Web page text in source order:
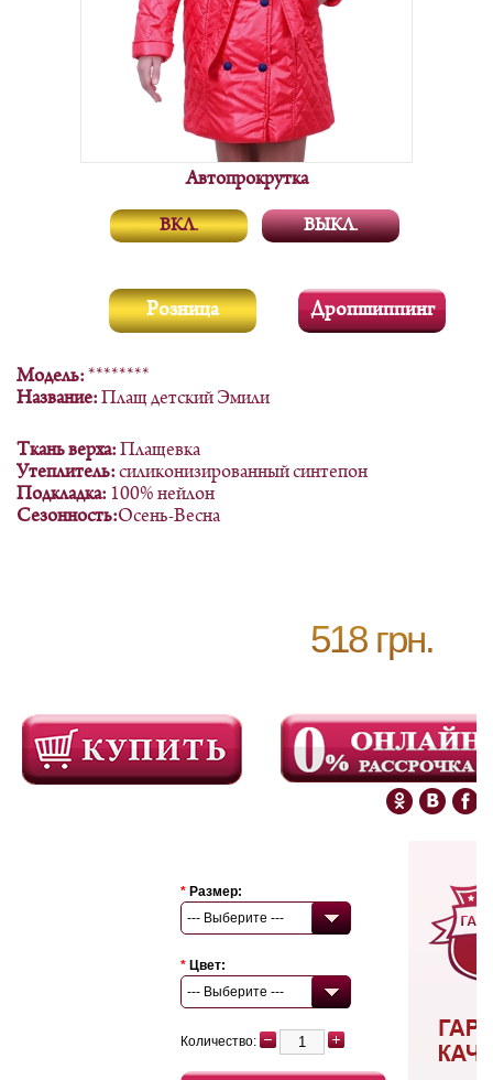
Автопрокрутка
ВКЛ. ВЫКЛ.
Розница Дропшиппинг
Модель:********
Название:Плащ детский Эмили
Ткань верха:Плащевка
Утеплитель:силиконизированный синтепон
Подкладка: 100% нейлон
Сезонность:Осень-Весна
518 грн.
* Размер:
--- Выберите ---
* Цвет:
--- Выберите ---
Количество: